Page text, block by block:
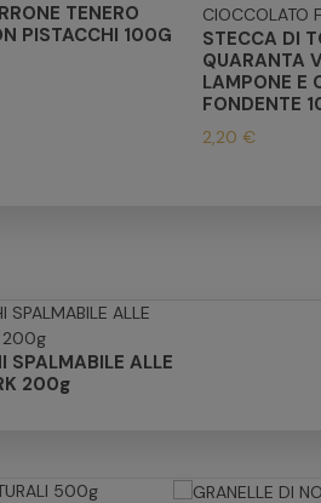
TENERO
PISTACCHI 100G
STECCA DI
QUARANTA
LAMPONE E
FONDENTE
2,20 €
SPALMABILE ALLE
200g